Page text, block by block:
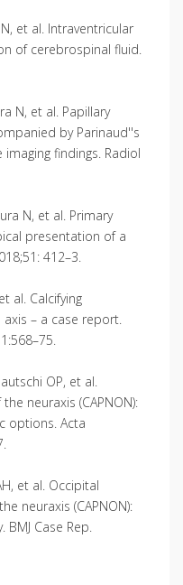
et al. Intraventricular
of cerebrospinal fluid.
N, et al. Papillary
by Parinaud''s
findings. Radiol
N, et al. Primary
presentation of a
412–3.
al. Calcifying
– a case report.
OP, et al.
neuraxis (CAPNON):
options. Acta
et al. Occipital
neuraxis (CAPNON):
Case Rep.